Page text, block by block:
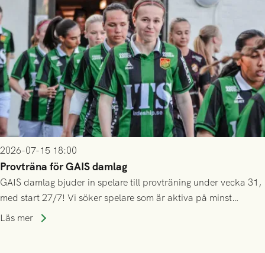
2026-07-15 18:00
Provträna för GAIS damlag
GAIS damlag bjuder in spelare till provträning under vecka 31,
med start 27/7! Vi söker spelare som är aktiva på minst
division 3-nivå.
Läs mer